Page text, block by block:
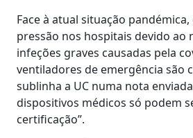
Face à atual situação
pressão nos hospitais devido ao
infeções graves causadas pela
ventiladores de emergência são
sublinha a UC numa nota
dispositivos médicos só podem
certificação”.